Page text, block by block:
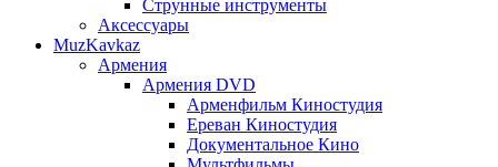
Струнные инструменты
Аксессуары
MuzKavkaz
Армения
Армения DVD
Арменфильм Киностудия
Ереван Киностудия
Документальное Кино